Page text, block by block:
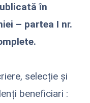
în
– partea I nr.
selecție și
beneficiari :